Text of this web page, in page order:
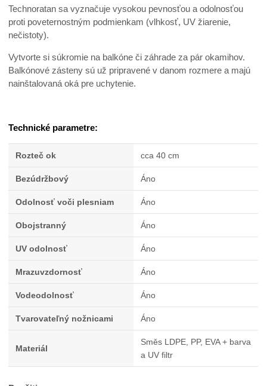
Technoratan sa vyznačuje vysokou pevnosťou a odolnosťou
proti poveternostným podmienkam (vlhkosť, UV žiarenie,
nečistoty).
Vytvorte si súkromie na balkóne či záhrade za pár okamihov.
Balkónové zásteny sú už pripravené v danom rozmere a majú
nainštalovaná oká pre uchytenie.
Technické parametre:
Rozteč ok cca 40 cm
Bezúdržbový Áno
Odolnosť voči plesniam Áno
Obojstranný Áno
UV odolnosť Áno
Mrazuvzdornosť Áno
Vodeodolnosť Áno
Tvarovateľný nožnicami Áno
Materiál
Směs LDPE, PP, EVA + barva
a UV filtr